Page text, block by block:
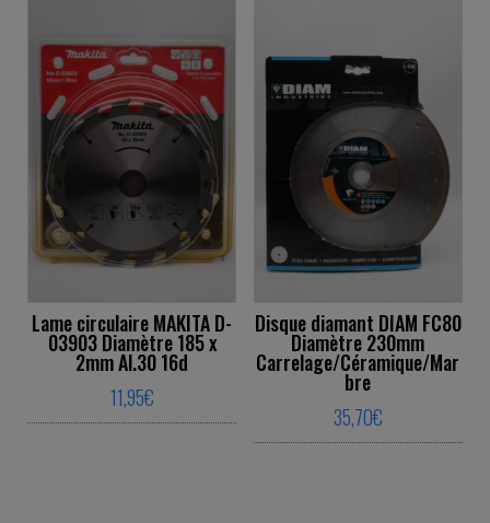
Lame circulaire MAKITA D-
03903 Diamètre 185 x
2mm Al.30 16d
11,95€
This product has multiple variants. The
Disque diamant DIAM FC80
Diamètre 230mm
Carrelage/Céramique/Mar
bre
35,70€